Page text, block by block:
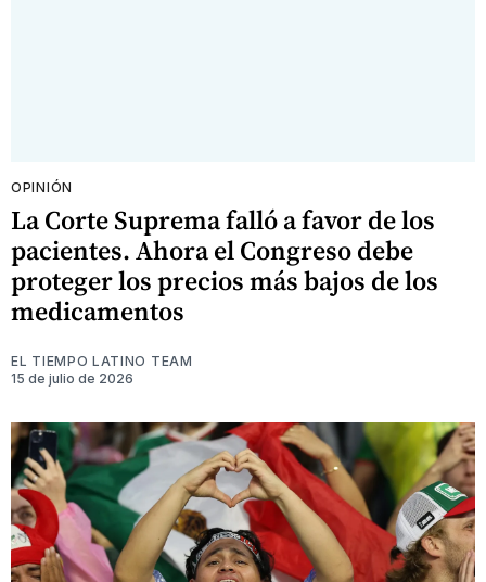
OPINIÓN
La Corte Suprema falló a favor de los
pacientes. Ahora el Congreso debe
proteger los precios más bajos de los
medicamentos
EL TIEMPO LATINO TEAM
15 de julio de 2026